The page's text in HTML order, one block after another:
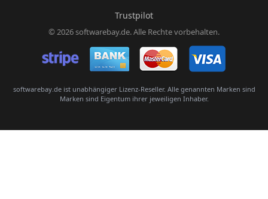
Trustpilot
© 2026 softwarebay.de. Alle Rechte vorbehalten.
softwarebay.de ist unabhängiger Lizenz-Reseller. Alle genannten Marken sind
Marken sind Eigentum ihrer jeweiligen Inhaber.